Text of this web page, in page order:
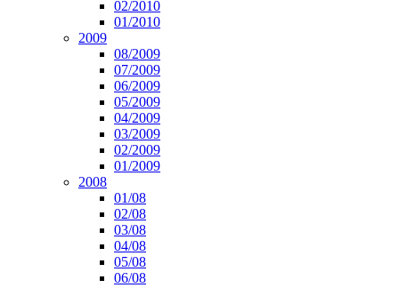
02/2010
01/2010
2009
08/2009
07/2009
06/2009
05/2009
04/2009
03/2009
02/2009
01/2009
2008
01/08
02/08
03/08
04/08
05/08
06/08